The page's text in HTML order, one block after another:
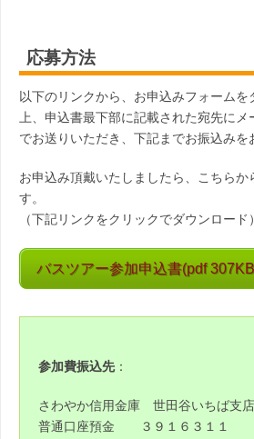
応募方法
以下のリンクから、お申込みフォーム
上、申込書最下部に記載された宛先にメ
でお送りいただき、下記までお振込みを
お申込み頂戴いたしましたら、こちらか
す。
（下記リンクをクリックでダウンロード）
バスツアー参加申込書(pdf
参加費振込先：
さわやか信用金庫 世田谷いちば支店
普通口座預金 ３９１６３１１